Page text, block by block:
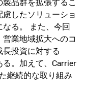
したソリューショ
る。 また、今回
業地域拡大へのコ
投資に対する
。加えて、Carrier
継続的な取り組み